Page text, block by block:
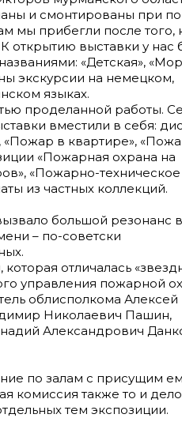
и смонтированы при
мы прибегли после того,
открытию выставки у нас
«Детская»,
экскурсии на немецком,
языках.
проделанной работы.
вместили в себя:
в квартире»,
«Пожарная охрана на
«Пожарно-техническое
из частных коллекций.
большой резонанс в
– по-советски
отличалась
управления пожарной
облисполкома Алексей
Николаевич Пашин,
Александрович
по залам с присущим
комиссия также то и дело
тем экспозиции.